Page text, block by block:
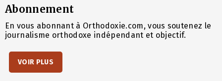
Abonnement
En vous abonnant à Orthodoxie.com, vous soutenez le
journalisme orthodoxe indépendant et objectif.
VOIR PLUS